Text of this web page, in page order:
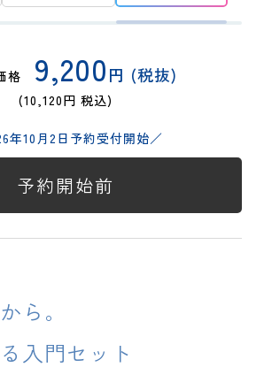
格 9,200円 (税抜)
(10,120円 税込)
年10月2日予約受付開始／
予約開始前
ら。
入門セット